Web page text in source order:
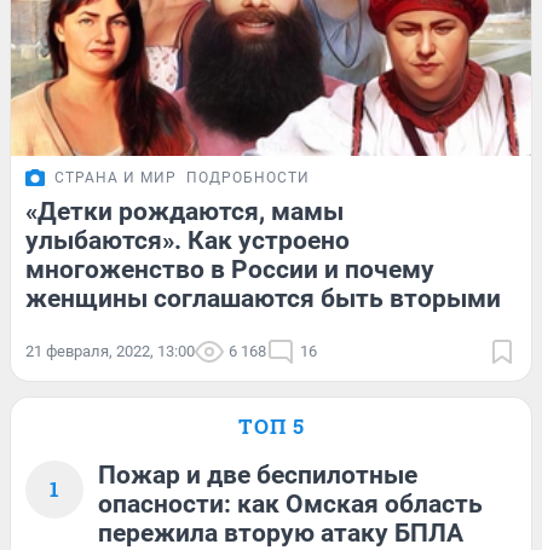
СТРАНА И МИР ПОДРОБНОСТИ
«Детки рождаются, мамы
улыбаются». Как устроено
многоженство в России и почему
женщины соглашаются быть вторыми
21 февраля, 2022, 13:00 6 168 16
ТОП 5
1
Пожар и две беспилотные
опасности: как Омская область
пережила вторую атаку БПЛА